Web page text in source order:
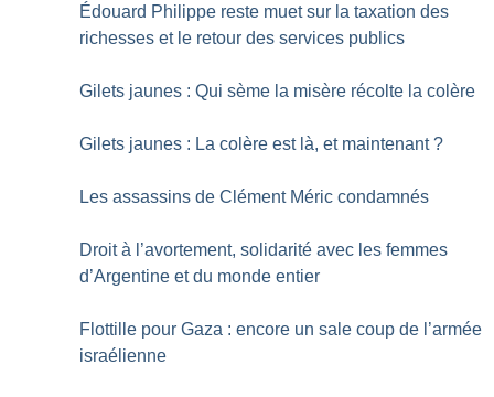
Édouard Philippe reste muet sur la taxation des
richesses et le retour des services publics
Gilets jaunes : Qui sème la misère récolte la colère
Gilets jaunes : La colère est là, et maintenant ?
Les assassins de Clément Méric condamnés
Droit à l’avortement, solidarité avec les femmes
d’Argentine et du monde entier
Flottille pour Gaza : encore un sale coup de l’armée
israélienne